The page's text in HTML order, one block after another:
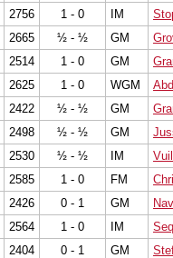
2756 1 - 0 IM
2665 ½ - ½ GM
2514 1 - 0 GM
2625 1 - 0 WGM
2422 ½ - ½ GM
2498 ½ - ½ GM
2530 ½ - ½ IM
2585 1 - 0 FM
2426 0 - 1 GM
2564 1 - 0 IM
2404 0 - 1 GM